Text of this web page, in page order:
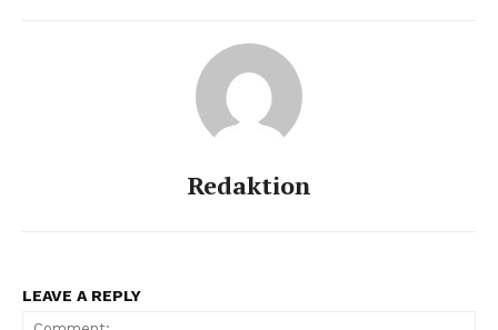
Redaktion
LEAVE A REPLY